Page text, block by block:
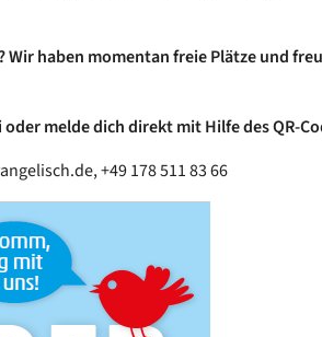
Wir haben momentan freie Plätze und
melde dich direkt mit Hilfe des QR-
+49 178 511 83 66